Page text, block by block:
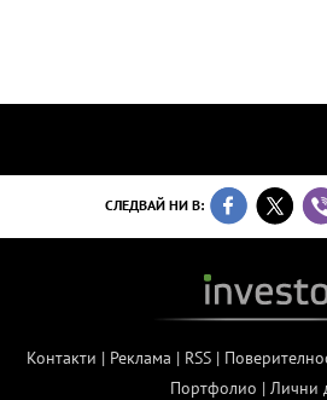
СЛЕДВАЙ НИ В:
Контакти | Реклама | RSS|
Портфолио | Лични